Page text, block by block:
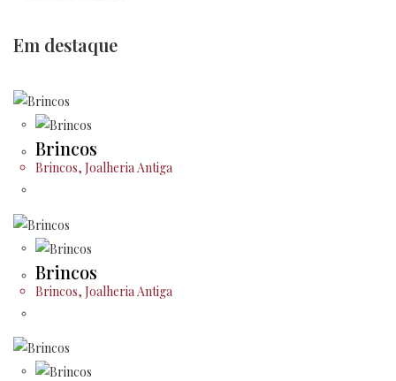
Em destaque
Brincos
Brincos, Joalheria Antiga
Brincos
Brincos, Joalheria Antiga